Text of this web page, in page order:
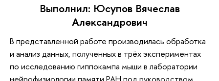
Выполнил: Юсупов Вячеслав
Александрович
В представленной работе производилась обработка
и анализ данных, полученных в трёх экспериментах
по исследованию гиппокампа мыши в лаборатории